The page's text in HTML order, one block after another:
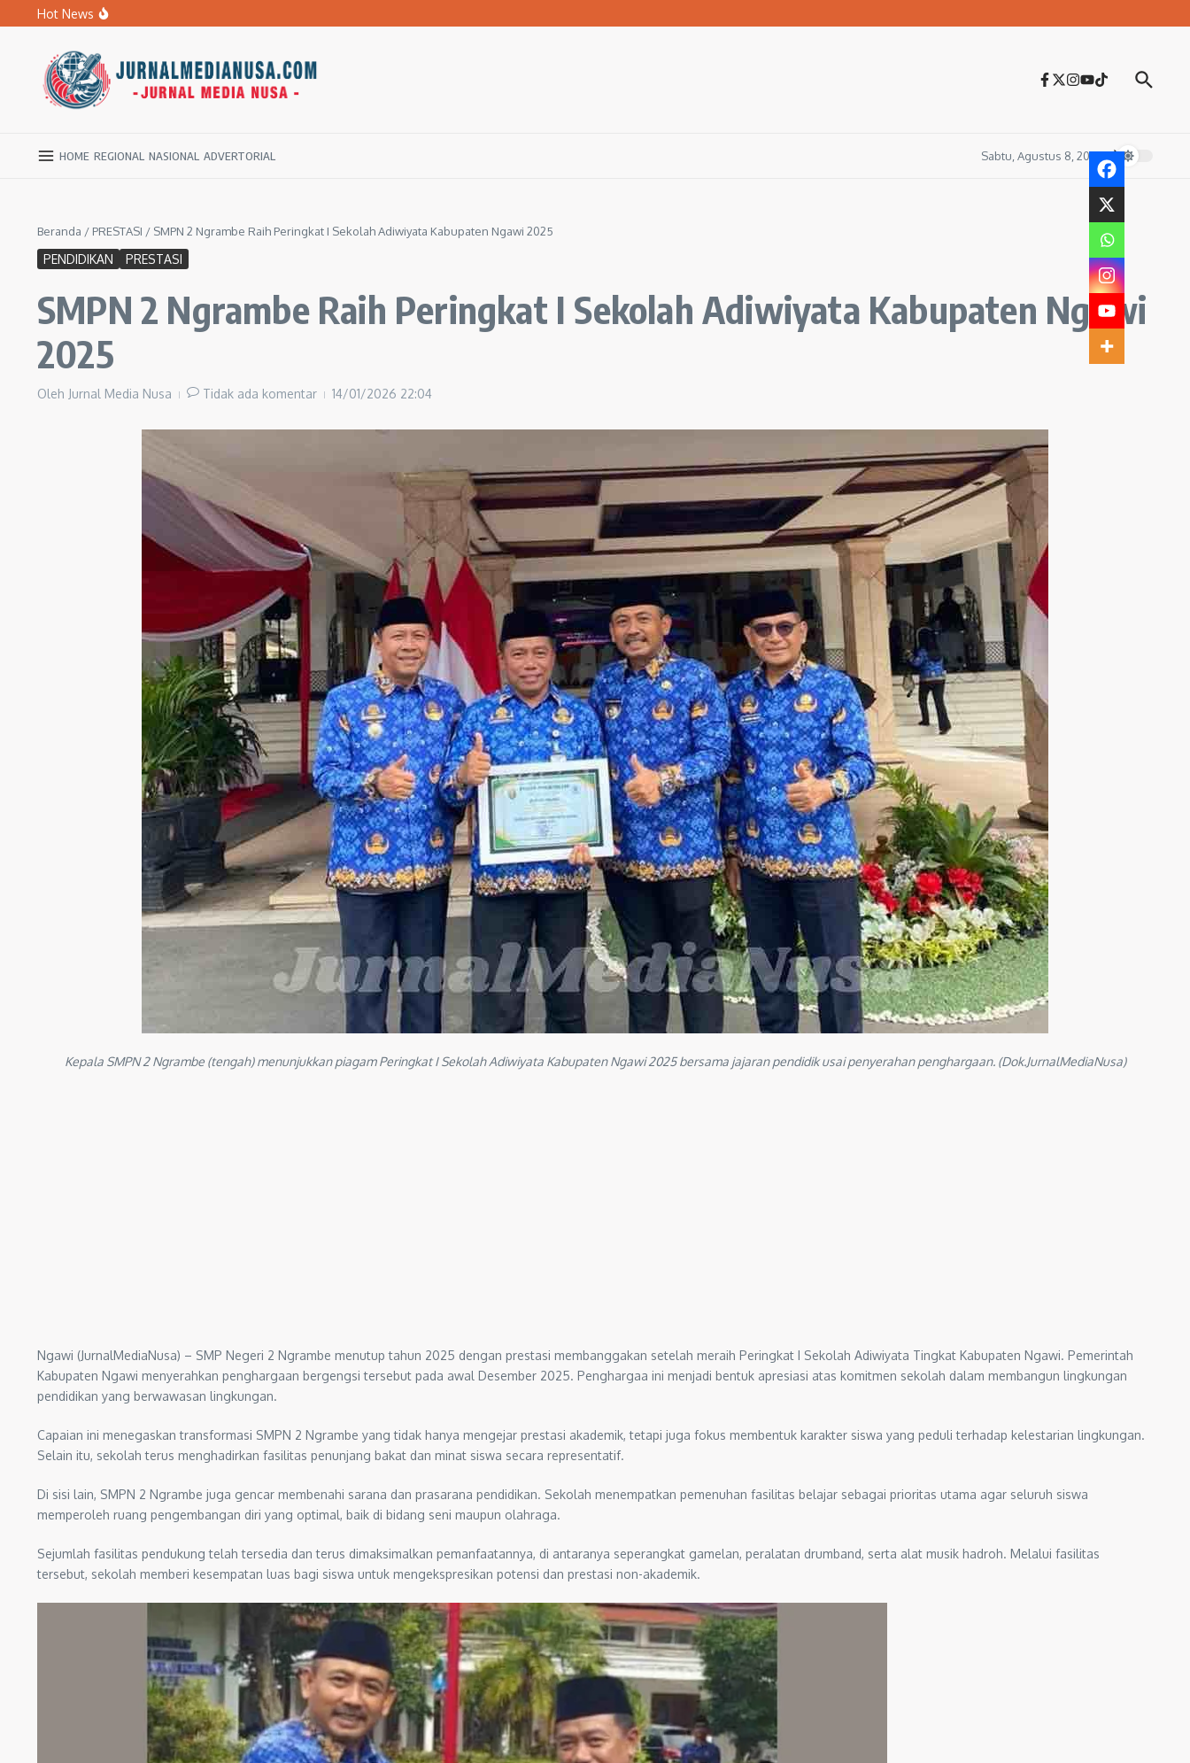
Lewati ke konten
Hot News
Kupas Pola Asuh Berbasis Otak Anak, SD Muhammadiyah 1 Ngawi Gelar Seminar Golden Parenting
HOME REGIONAL NASIONAL ADVERTORIAL Sabtu, Agustus 8, 2026
Beranda / PRESTASI / SMPN 2 Ngrambe Raih Peringkat I Sekolah Adiwiyata Kabupaten Ngawi 2025
PENDIDIKAN PRESTASI
SMPN 2 Ngrambe Raih Peringkat I Sekolah Adiwiyata Kabupaten Ngawi
2025
Oleh Jurnal Media Nusa Tidak ada komentar 14/01/2026 22:04
Kepala SMPN 2 Ngrambe (tengah) menunjukkan piagam Peringkat I Sekolah Adiwiyata Kabupaten Ngawi 2025 bersama jajaran pendidik usai penyerahan penghargaan. (Dok.JurnalMediaNusa)
Ngawi (JurnalMediaNusa) – SMP Negeri 2 Ngrambe menutup tahun 2025 dengan prestasi membanggakan setelah meraih Peringkat I Sekolah Adiwiyata Tingkat Kabupaten Ngawi. Pemerintah
Kabupaten Ngawi menyerahkan penghargaan bergengsi tersebut pada awal Desember 2025. Penghargaa ini menjadi bentuk apresiasi atas komitmen sekolah dalam membangun lingkungan
pendidikan yang berwawasan lingkungan.
Capaian ini menegaskan transformasi SMPN 2 Ngrambe yang tidak hanya mengejar prestasi akademik, tetapi juga fokus membentuk karakter siswa yang peduli terhadap kelestarian lingkungan.
Selain itu, sekolah terus menghadirkan fasilitas penunjang bakat dan minat siswa secara representatif.
Di sisi lain, SMPN 2 Ngrambe juga gencar membenahi sarana dan prasarana pendidikan. Sekolah menempatkan pemenuhan fasilitas belajar sebagai prioritas utama agar seluruh siswa
memperoleh ruang pengembangan diri yang optimal, baik di bidang seni maupun olahraga.
Sejumlah fasilitas pendukung telah tersedia dan terus dimaksimalkan pemanfaatannya, di antaranya seperangkat gamelan, peralatan drumband, serta alat musik hadroh. Melalui fasilitas
tersebut, sekolah memberi kesempatan luas bagi siswa untuk mengekspresikan potensi dan prestasi non-akademik.